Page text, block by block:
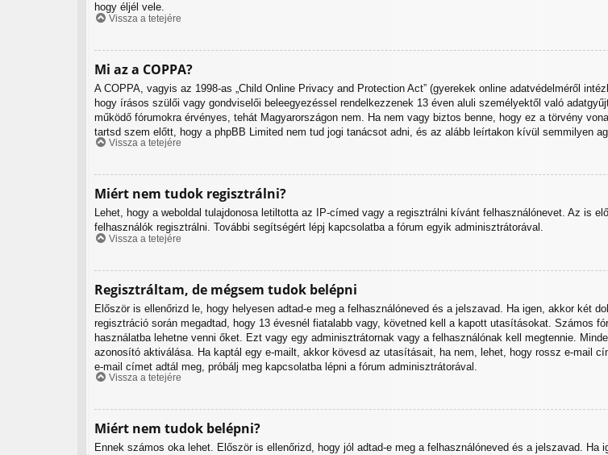
hogy éljél vele.
Vissza a tetejére
Mi az a COPPA?
A COPPA, vagyis az 1998-as „Child Online Privacy and Protection Act” (gyerekek online adatvédelméről
hogy írásos szülői vagy gondviselői beleegyezéssel rendelkezzenek 13 éven aluli személyektől való
működő fórumokra érvényes, tehát Magyarországon nem. Ha nem vagy biztos benne, hogy ez a törvény
tartsd szem előtt, hogy a phpBB Limited nem tud jogi tanácsot adni, és az alább leírtakon kívül semmilyen
Vissza a tetejére
Miért nem tudok regisztrálni?
Lehet, hogy a weboldal tulajdonosa letiltotta az IP-címed vagy a regisztrálni kívánt felhasználónevet. Az is
felhasználók regisztrálni. További segítségért lépj kapcsolatba a fórum egyik adminisztrátorával.
Vissza a tetejére
Regisztráltam, de mégsem tudok belépni
Először is ellenőrizd le, hogy helyesen adtad-e meg a felhasználóneved és a jelszavad. Ha igen, akkor két
regisztráció során megadtad, hogy 13 évesnél fiatalabb vagy, követned kell a kapott utasításokat. Számos
használatba lehetne venni őket. Ezt vagy egy adminisztrátornak vagy a felhasználónak kell megtennie.
azonosító aktiválása. Ha kaptál egy e-mailt, akkor kövesd az utasításait, ha nem, lehet, hogy rossz e-mail
e-mail címet adtál meg, próbálj meg kapcsolatba lépni a fórum adminisztrátorával.
Vissza a tetejére
Miért nem tudok belépni?
Ennek számos oka lehet. Először is ellenőrizd, hogy jól adtad-e meg a felhasználóneved és a jelszavad.